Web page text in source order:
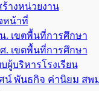
ร้างหน่วยงาน
หน้าที่
. เขตพื้นที่การศึกษา
. เขตพื้นที่การศึกษา
ผู้บริหารโรงเรียน
น์ พันธกิจ ค่านิยม สพ